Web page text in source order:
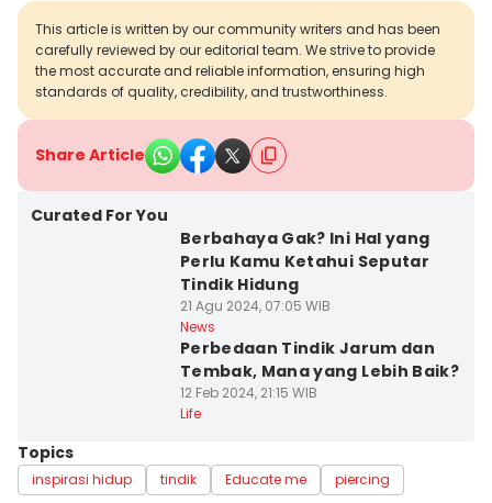
This article is written by our community writers and has been
carefully reviewed by our editorial team. We strive to provide
the most accurate and reliable information, ensuring high
standards of quality, credibility, and trustworthiness.
Share Article
Curated For You
Berbahaya Gak? Ini Hal yang
Perlu Kamu Ketahui Seputar
Tindik Hidung
21 Agu 2024, 07:05 WIB
News
Perbedaan Tindik Jarum dan
Tembak, Mana yang Lebih Baik?
12 Feb 2024, 21:15 WIB
Life
Topics
inspirasi hidup tindik Educate me piercing